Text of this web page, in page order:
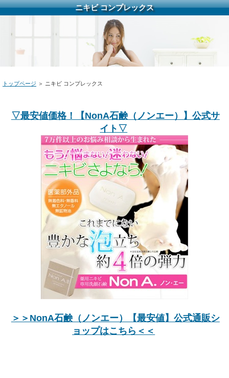
ニキビ コンプレックス
トップページ ＞ ニキビ コンプレックス
▽最安値価格！【NonA石鹸（ノンエー）】公式サ
イト▽
＞＞NonA石鹸（ノンエー）【最安値】公式通販シ
ョップはこちら＜＜